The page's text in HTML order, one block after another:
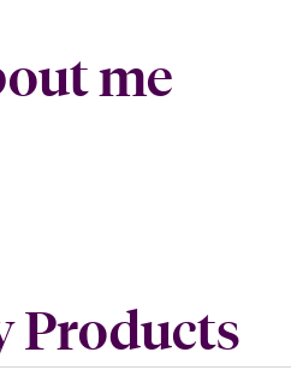
me
Products